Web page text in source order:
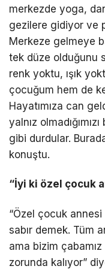
merkezde yoga,
gezilere gidiyor ve
Merkeze gelmeye
tek düze olduğunu
renk yoktu, ışık
çocuğum hem de
Hayatımıza can
yalnız
gibi durdular.
konuştu.
“İyi ki özel çocuk
“Özel çocuk
sabır demek. Tüm
ama bizim
zorunda kalıyor”